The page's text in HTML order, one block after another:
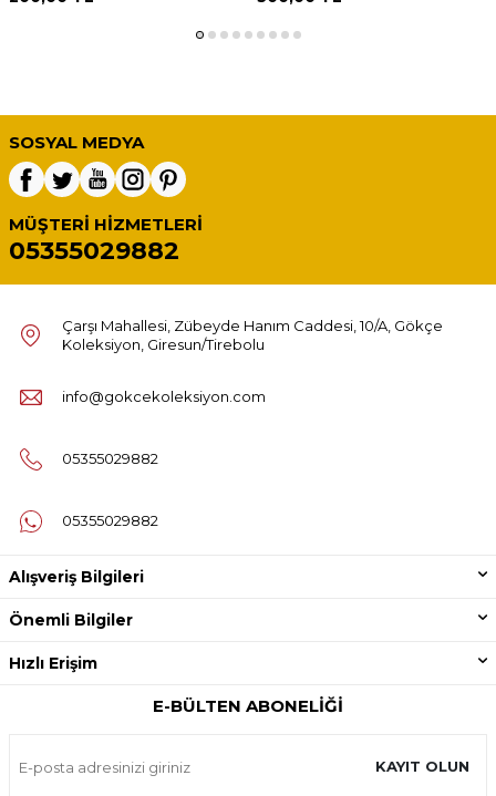
SOSYAL MEDYA
MÜŞTERI HIZMETLERI
05355029882
Çarşı Mahallesi, Zübeyde Hanım Caddesi, 10/A, Gökçe
Koleksiyon, Giresun/Tirebolu
info@gokcekoleksiyon.com
05355029882
05355029882
Alışveriş Bilgileri
Önemli Bilgiler
Hızlı Erişim
E-BÜLTEN ABONELIĞI
KAYIT OLUN